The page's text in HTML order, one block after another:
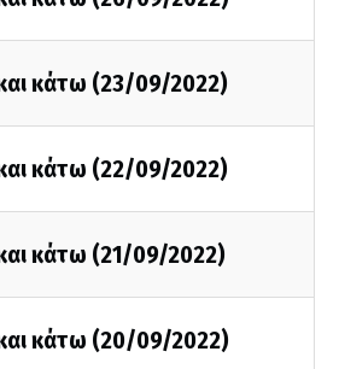
κάτω (23/09/2022)
κάτω (22/09/2022)
κάτω (21/09/2022)
κάτω (20/09/2022)